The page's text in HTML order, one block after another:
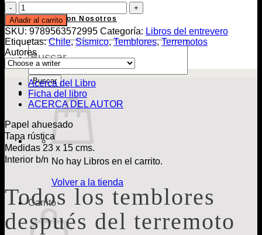
Publica con Nosotros
Búsqueda
de
Libros
Buscar
No hay Libros en el carrito.
Volver a la tienda
Carrito
Todos
los
temblores
después
del
terremoto
cantidad
Añadir al carrito
SKU: 9789563572995 Categoría: Libros del entrevero
Etiquetas:Chile,Sísmico,Temblores,Terremotos
Autores
Acerca del Libro
Ficha del libro
ACERCA DEL AUTOR
Papel ahuesado
Tapa rústica
Medidas 23 x 15 cms.
Interior b/n
Todos los temblores
después del terremoto